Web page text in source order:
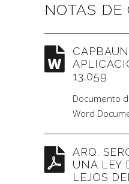
NOTAS DE
13.059
Documento
Word
ARQ.
UNA LEY
LEJOS